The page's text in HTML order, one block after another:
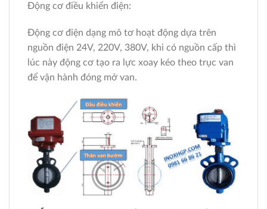
Động cơ điều khiển điện:
Động cơ điện dạng mô tơ hoạt động dựa trên
nguồn điện 24V, 220V, 380V, khi có nguồn cấp thì
lúc này động cơ tạo ra lực xoay kéo theo trục van
để vận hành đóng mở van.